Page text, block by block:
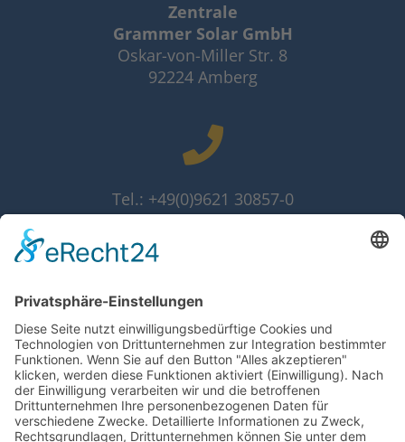
Zentrale
Grammer Solar GmbH
Oskar-von-Miller Str. 8
92224 Amberg
Tel.: +49(0)9621 30857-0
Fax: +49(0)9621 30857-10
info@grammer-solar.de
www.grammer-solar.com